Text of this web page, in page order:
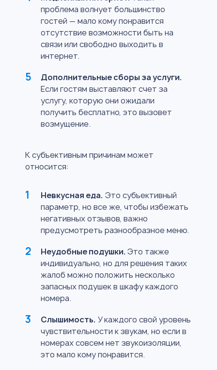
проблема волнует большинство
гостей — мало кому понравится
отсутствие возможности быть на
связи или свободно выходить в
интернет.
Дополнительные сборы за услуги.
Если гостям выставляют счет за
услугу, которую они ожидали
получить бесплатно, это вызовет
возмущение.
К субъективным причинам может
относится:
Невкусная еда. Это субъективный
параметр, но все же, чтобы избежать
негативных отзывов, важно
предусмотреть разнообразное меню.
Неудобные подушки. Это также
индивидуально, но для решения таких
жалоб можно положить несколько
запасных подушек в шкафу каждого
номера.
Слышимость. У каждого свой уровень
чувствительности к звукам, но если в
номерах совсем нет звукоизоляции,
это мало кому понравится.